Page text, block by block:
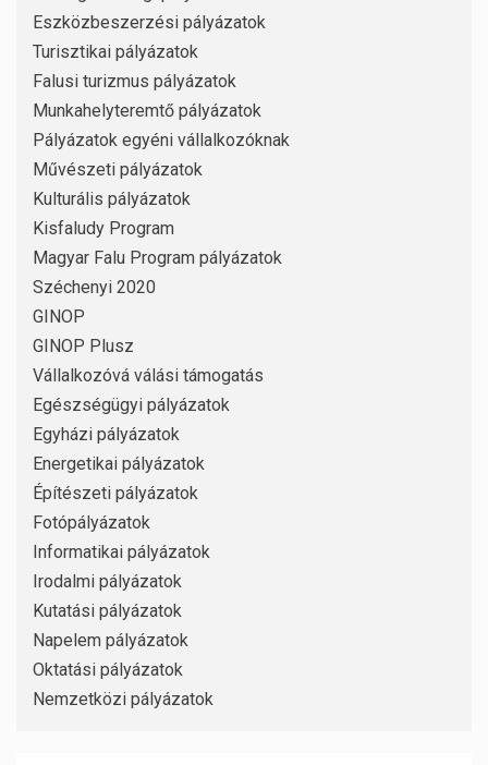
Eszközbeszerzési pályázatok
Turisztikai pályázatok
Falusi turizmus pályázatok
Munkahelyteremtő pályázatok
Pályázatok egyéni vállalkozóknak
Művészeti pályázatok
Kulturális pályázatok
Kisfaludy Program
Magyar Falu Program pályázatok
Széchenyi 2020
GINOP
GINOP Plusz
Vállalkozóvá válási támogatás
Egészségügyi pályázatok
Egyházi pályázatok
Energetikai pályázatok
Építészeti pályázatok
Fotópályázatok
Informatikai pályázatok
Irodalmi pályázatok
Kutatási pályázatok
Napelem pályázatok
Oktatási pályázatok
Nemzetközi pályázatok